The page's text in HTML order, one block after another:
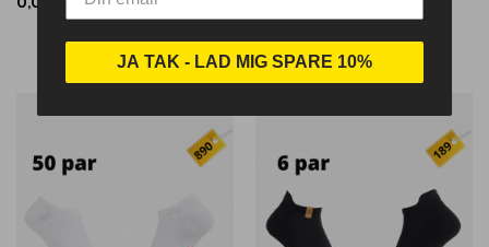
JA TAK - LAD MIG SPARE 10%